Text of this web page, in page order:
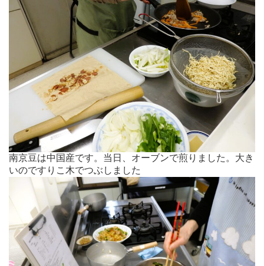
南京豆は中国産です。当日、オーブンで煎りました。大き
いのですりこ木でつぶしました